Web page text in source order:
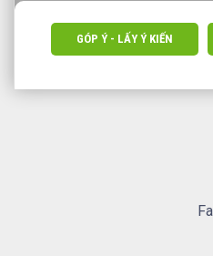
GÓP Ý - LẤY Ý KIẾN